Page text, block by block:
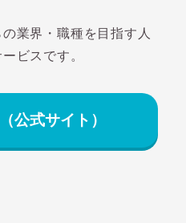
業界・職種を目指す人
ビスです。
公式サイト）